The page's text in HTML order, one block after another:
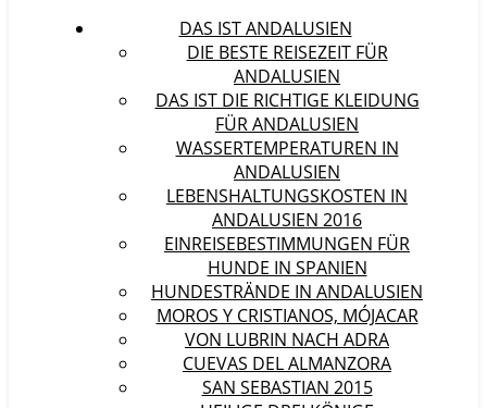
DAS IST ANDALUSIEN
DIE BESTE REISEZEIT FÜR
ANDALUSIEN
DAS IST DIE RICHTIGE KLEIDUNG
FÜR ANDALUSIEN
WASSERTEMPERATUREN IN
ANDALUSIEN
LEBENSHALTUNGSKOSTEN IN
ANDALUSIEN 2016
EINREISEBESTIMMUNGEN FÜR
HUNDE IN SPANIEN
HUNDESTRÄNDE IN ANDALUSIEN
MOROS Y CRISTIANOS, MÓJACAR
VON LUBRIN NACH ADRA
CUEVAS DEL ALMANZORA
SAN SEBASTIAN 2015